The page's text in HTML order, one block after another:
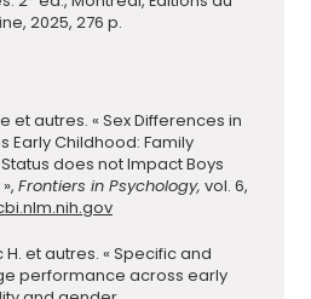
2025, 276 p.
et autres. « Sex Differences in
Early Childhood: Family
does not Impact Boys
Frontiers in Psychology, vol. 6,
H. et autres. « Specific and
performance across early